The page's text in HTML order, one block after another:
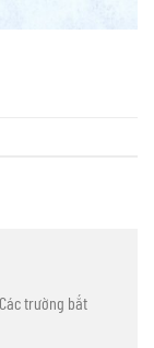
Các trường bắt